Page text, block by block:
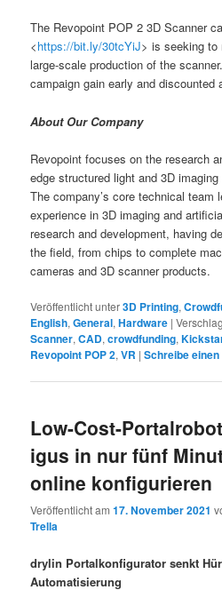
The Revopoint POP 2 3D Scanner
<https://bit.ly/30tcYiJ> is seeking to
large-scale production of the
campaign gain early and discounted
About Our Company
Revopoint focuses on the research
edge structured light and 3D
The company’s core technical team
experience in 3D imaging and
research and development, having
the field, from chips to complete
cameras and 3D scanner products.
Veröffentlicht unter3D Printing,
English,General,Hardware |
Scanner,CAD,crowdfunding,
Revopoint POP 2,VR |Schreibe
Low-Cost-
igus in nur fünf
online konfigurieren
Veröffentlicht am17. November 2021
Trella
drylin Portalkonfigurator senkt
Automatisierung